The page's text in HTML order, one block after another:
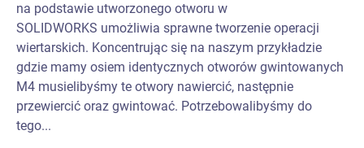
na podstawie utworzonego otworu w
SOLIDWORKS umożliwia sprawne tworzenie operacji
wiertarskich. Koncentrując się na naszym przykładzie
gdzie mamy osiem identycznych otworów gwintowanych
M4 musielibyśmy te otwory nawiercić, następnie
przewiercić oraz gwintować. Potrzebowalibyśmy do
tego...